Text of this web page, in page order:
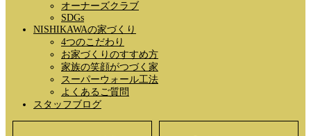
オーナーズクラブ
SDGs
NISHIKAWAの家づくり
4つのこだわり
お家づくりのすすめ方
家族の笑顔がつづく家
スーパーウォール工法
よくあるご質問
スタッフブログ